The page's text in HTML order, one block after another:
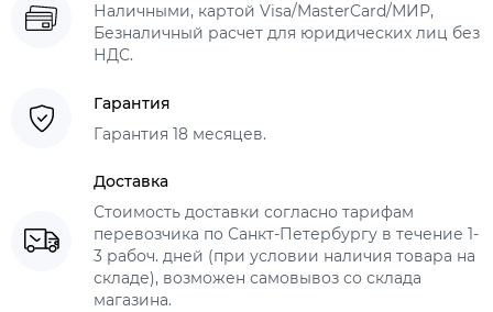
Наличными, картой Visa/MasterCard/МИР,
Безналичный расчет для юридических лиц без
НДС.
Гарантия
Гарантия 18 месяцев.
Доставка
Стоимость доставки согласно тарифам
перевозчика по Санкт-Петербургу в течение 1-
3 рабоч. дней (при условии наличия товара на
складе), возможен самовывоз со склада
магазина.